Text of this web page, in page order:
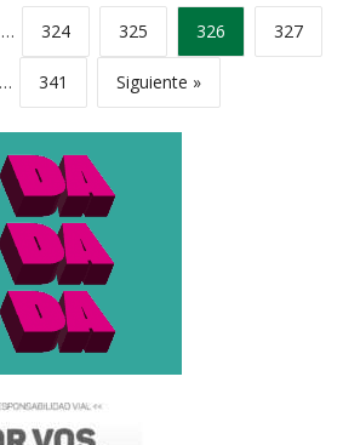
… 324 325 326 327
… 341 Siguiente »